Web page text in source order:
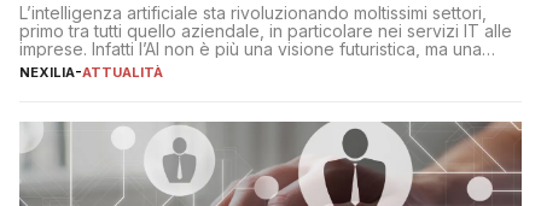
L’intelligenza artificiale sta rivoluzionando moltissimi settori,
primo tra tutti quello aziendale, in particolare nei servizi IT alle
imprese. Infatti l’AI non è più una visione futuristica, ma una
realtà operativa che sta portando a un cambio significativo in
operazioni, bensì comporta […]
NEXILIA-ATTUALITÀ